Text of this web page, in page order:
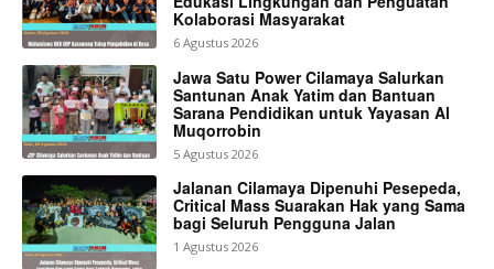
Kolaborasi Masyarakat
6 Agustus 2026
Jawa Satu Power Cilamaya Salurkan
Santunan Anak Yatim dan Bantuan
Sarana Pendidikan untuk Yayasan Al
Muqorrobin
5 Agustus 2026
Jalanan Cilamaya Dipenuhi Pesepeda,
Critical Mass Suarakan Hak yang Sama
bagi Seluruh Pengguna Jalan
1 Agustus 2026